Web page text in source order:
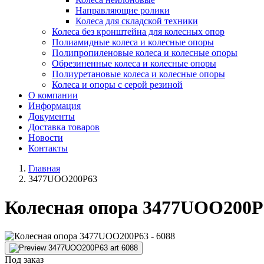
Направляющие ролики
Колеса для складской техники
Колеса без кронштейна для колесных опор
Полиамидные колеса и колесные опоры
Полипропиленовые колеса и колесные опоры
Обрезиненные колеса и колесные опоры
Полиуретановые колеса и колесные опоры
Колеса и опоры с серой резиной
О компании
Информация
Документы
Доставка товаров
Новости
Контакты
Главная
3477UOO200P63
Колесная опора
Под заказ